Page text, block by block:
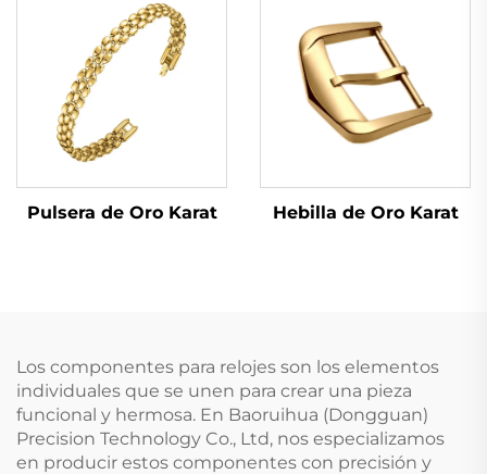
Pulsera de Oro Karat Hebilla de Oro Karat
Los componentes para relojes son los elementos
individuales que se unen para crear una pieza
funcional y hermosa. En Baoruihua (Dongguan)
Precision Technology Co., Ltd, nos especializamos
en producir estos componentes con precisión y